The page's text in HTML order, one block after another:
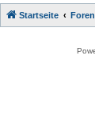
Startseite